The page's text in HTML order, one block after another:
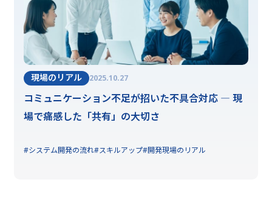
現場のリアル 2025.10.27
コミュニケーション不足が招いた不具合対応 ― 現
場で痛感した「共有」の大切さ
#システム開発の流れ#スキルアップ#開発現場のリアル